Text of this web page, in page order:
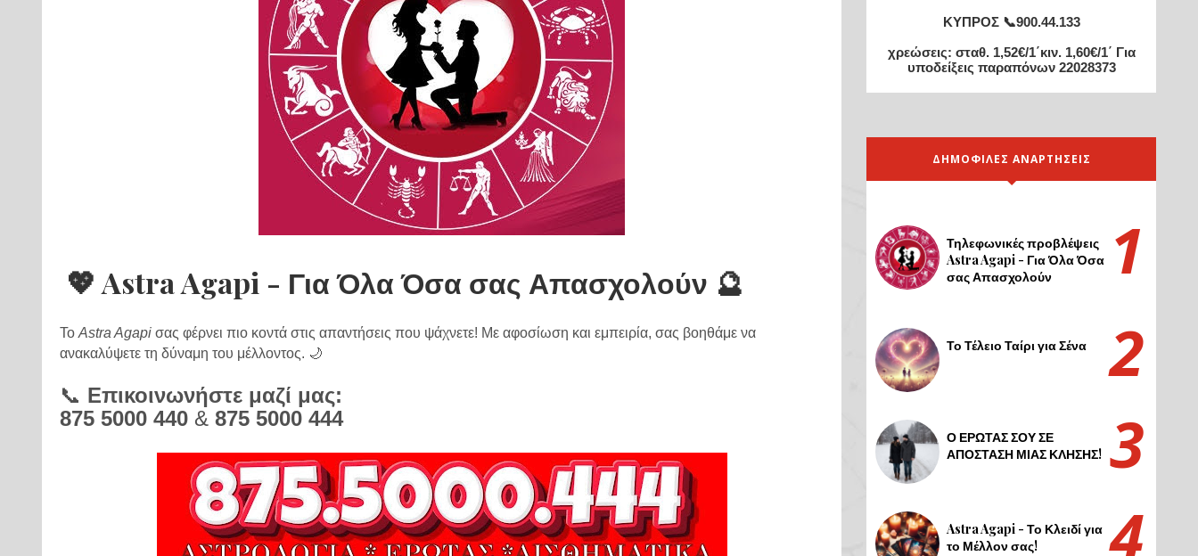
💖 Astra Agapi - Για Όλα Όσα σας Απασχολούν 🔮
Το Astra Agapi σας φέρνει πιο κοντά στις απαντήσεις που ψάχνετε! Με αφοσίωση και εμπειρία, σας βοηθάμε να
ανακαλύψετε τη δύναμη του μέλλοντος. 🌙
📞 Επικοινωνήστε μαζί μας:
875 5000 440 & 875 5000 444
ΚΥΠΡΟΣ 📞900.44.133
χρεώσεις: σταθ. 1,52€/1΄κιν. 1,60€/1΄ Για
υποδείξεις παραπόνων 22028373
ΔΗΜΟΦΙΛΕΣ ΑΝΑΡΤΗΣΕΙΣ
Τηλεφωνικές προβλέψεις
Astra Agapi - Για Όλα Όσα
σας Απασχολούν
Το Τέλειο Ταίρι για Σένα
Ο ΕΡΩΤΑΣ ΣΟΥ ΣΕ
ΑΠΟΣΤΑΣΗ ΜΙΑΣ ΚΛΗΣΗΣ!
Astra Agapi - Το Κλειδί για
το Μέλλον σας!